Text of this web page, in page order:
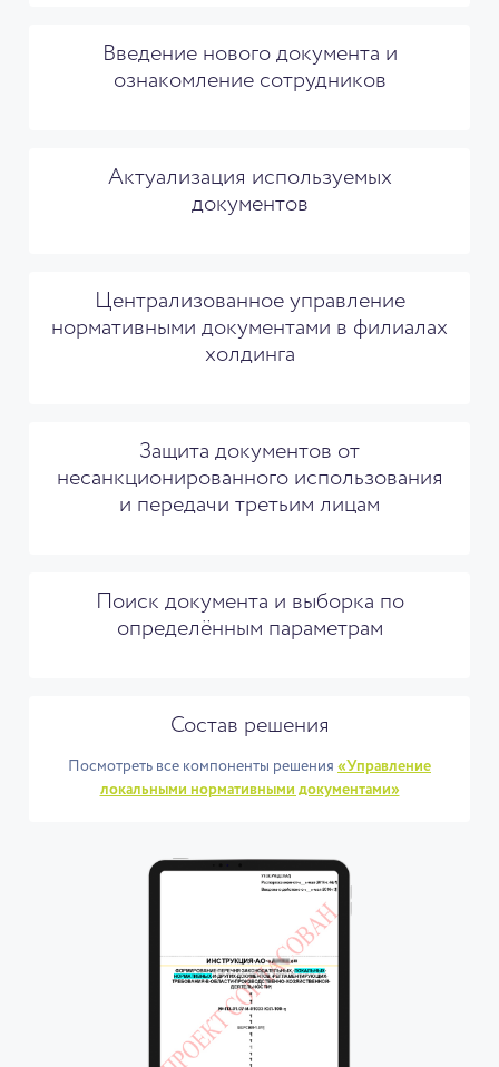
Введение нового документа и
ознакомление сотрудников
Актуализация используемых
документов
Централизованное управление
нормативными документами в филиалах
холдинга
Защита документов от
несанкционированного использования
и передачи третьим лицам
Поиск документа и выборка по
определённым параметрам
Состав решения
Посмотреть все компоненты решения «Управление
локальными нормативными документами»